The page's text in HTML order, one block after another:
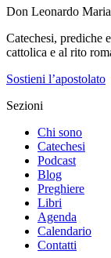
Don Leonardo
Catechesi, prediche
cattolica e al rito
Sostieni l’apostolato
Sezioni
Chi sono
Catechesi
Podcast
Blog
Preghiere
Libri
Agenda
Calendario
Contatti